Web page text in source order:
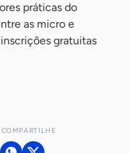
práticas do
as micro e
gratuitas
COMPARTILHE